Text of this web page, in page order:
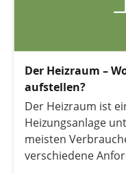
Der Heizraum –
aufstellen?
Der Heizraum ist
Heizungsanlage
meisten
verschiedene